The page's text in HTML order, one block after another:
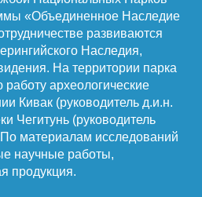
«Объединенное Наследие
развиваются
Наследия,
На территории парка
археологические
Кивак (руководитель д.и.н.
Чегитунь (руководитель
материалам исследований
научные работы,
продукция.